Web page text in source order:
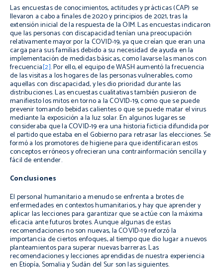
Las encuestas de conocimientos, actitudes y prácticas (CAP) se
llevaron a cabo a finales de 2020 y principios de 2021, tras la
extensión inicial de la respuesta de la OIM. Las encuestas indicaron
que las personas con discapacidad tenían una preocupación
relativamente mayor por la COVID-19, ya que creían que eran una
carga para sus familias debido a su necesidad de ayuda en la
implementación de medidas básicas, como lavarse las manos con
frecuencia[2]. Por ello, el equipo de WASH aumentó la frecuencia
de las visitas a los hogares de las personas vulnerables, como
aquellas con discapacidad, y les dio prioridad durante las
distribuciones. Las encuestas cualitativas también pusieron de
manifiesto los mitos en torno a la COVID-19, como que se puede
prevenir tomando bebidas calientes o que se puede matar el virus
mediante la exposición a la luz solar. En algunos lugares se
consideraba que la COVID-19 era una historia ficticia difundida por
el partido que estaba en el Gobierno para retrasar las elecciones. Se
formó a los promotores de higiene para que identificaran estos
conceptos erróneos y ofrecieran una contrainformación sencilla y
fácil de entender.
Conclusiones
El personal humanitario a menudo se enfrenta a brotes de
enfermedades en contextos humanitarios, y hay que aprender y
aplicar las leccionespara garantizar que se actúe con la máxima
eficacia ante futuros brotes. Aunque algunas de estas
recomendaciones no son nuevas, la COVID-19 reforzó la
importancia de ciertos enfoques, al tiempo que dio lugar a nuevos
planteamientos para superar nuevas barreras. Las
recomendaciones y lecciones aprendidas de nuestra experiencia
en Etiopía, Somalia y Sudán del Sur son las siguientes.